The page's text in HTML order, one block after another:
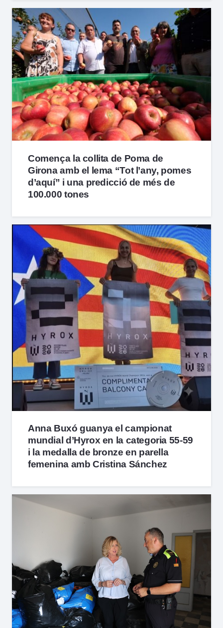
Comença la collita de Poma de
Girona amb el lema “Tot l’any, pomes
d’aquí” i una predicció de més de
100.000 tones
Anna Buxó guanya el campionat
mundial d’Hyrox en la categoria 55-59
i la medalla de bronze en parella
femenina amb Cristina Sánchez